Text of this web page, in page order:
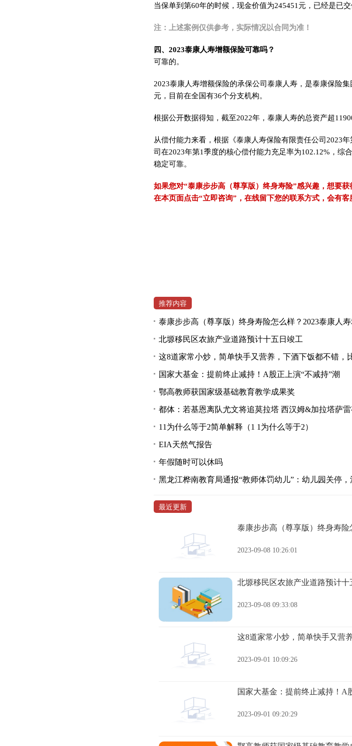
当保单到第60年的时候，现金价值为245451元，已经是已交
注：上述案例仅供参考，实际情况以合同为准！
四、2023泰康人寿增额保险可靠吗？
可靠的。
2023泰康人寿增额保险的承保公司泰康人寿，是泰康保险
元，目前在全国有36个分支机构。
根据公开数据得知，截至2022年，泰康人寿的总资产超
从偿付能力来看，根据《泰康人寿保险有限责任公司2023
司在2023年第1季度的核心偿付能力充足率为102.12%，综
稳定可靠。
如果您对“泰康步步高（尊享版）终身寿险”感兴趣，想要
在本页面点击“立即咨询”，在线留下您的联系方式，会有客
推荐内容
泰康步步高（尊享版）终身寿险怎么样？2023泰康人
北塬移民区农旅产业道路预计十五日竣工
这8道家常小炒，简单快手又营养，下酒下饭都不错，
国家大基金：提前终止减持！A股正上演“不减持”潮
鄂高教师获国家级基础教育教学成果奖
都体：若基恩离队尤文将追莫拉塔 西汉姆&加拉塔萨
11为什么等于2简单解释（1 1为什么等于2）
EIA天然气报告
年假随时可以休吗
黑龙江桦南教育局通报“教师体罚幼儿”：幼儿园关停
最近更新
泰康步步高（尊享版）终身寿险
2023-09-08 10:26:01
北塬移民区农旅产业道路预计十
2023-09-08 09:33:08
这8道家常小炒，简单快手又营
2023-09-01 10:09:26
国家大基金：提前终止减持！A
2023-09-01 09:20:29